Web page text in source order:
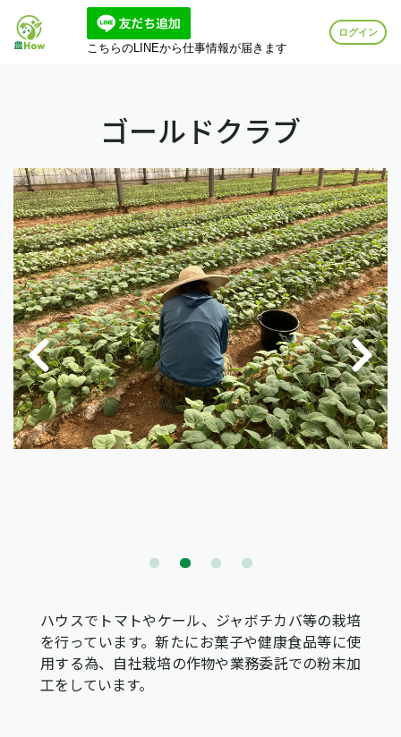
こちらのLINEから仕事情報が届きます
ログイン
ゴールドクラブ
ハウスでトマトやケール、ジャボチカバ等の栽培
を行っています。新たにお菓子や健康食品等に使
用する為、自社栽培の作物や業務委託での粉末加
工をしています。